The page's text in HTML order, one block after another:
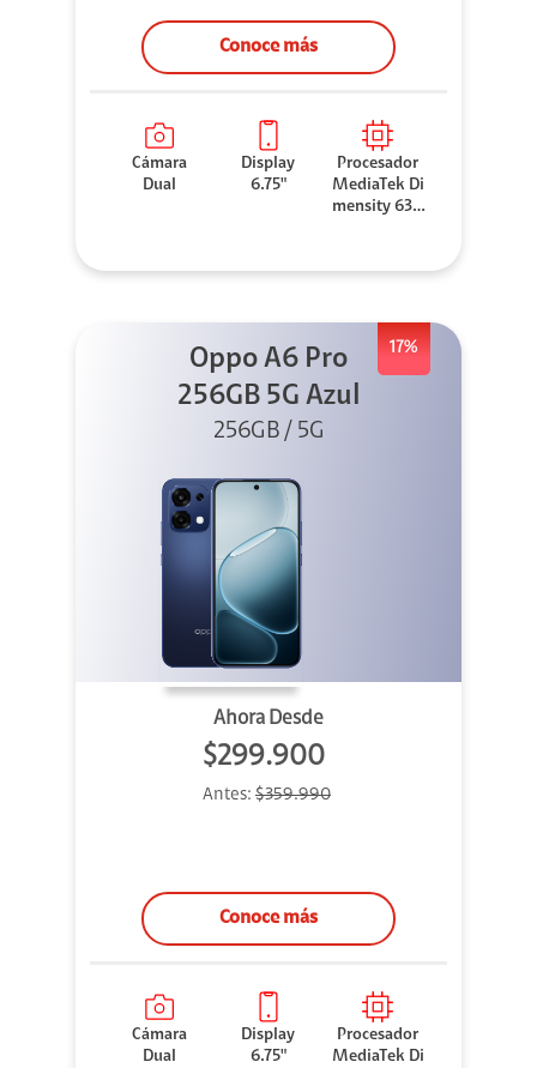
Conoce más
Cámara
Dual
Display
6.75"
Procesador
MediaTek Di
mensity 630
17%
Oppo A6 Pro
256GB 5G Azul
256GB / 5G
Ahora Desde
$299.900
Antes: $359.990
Conoce más
Cámara
Dual
Display
6.75"
Procesador
MediaTek Di